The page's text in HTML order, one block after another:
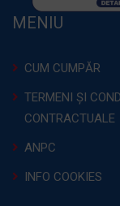
MENIU
CUM CUMPĂR
TERMENI ȘI
CONTRACTUALE
ANPC
INFO COOKIES